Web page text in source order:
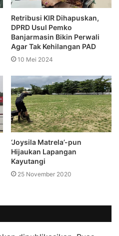
Retribusi KIR Dihapuskan,
DPRD Usul Pemko
Banjarmasin Bikin Perwali
Agar Tak Kehilangan PAD
10 Mei 2024
‘Joysila Matrela’-pun
Hijaukan Lapangan
Kayutangi
25 November 2020